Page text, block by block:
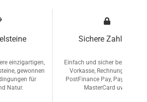
einzigartigen,
gewonnen
für
Natur.
Sichere Zahlung
Einfach und sicher bezahlen mit
Vorkasse, Rechnung, TWINT,
PostFinance Pay, PayPal, VISA,
MasterCard uvm.